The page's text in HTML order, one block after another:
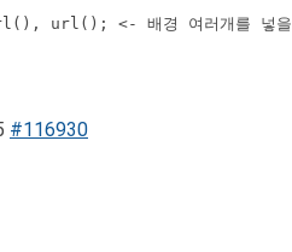
url(); <- 배경 여러개를 넣을 수
#116930